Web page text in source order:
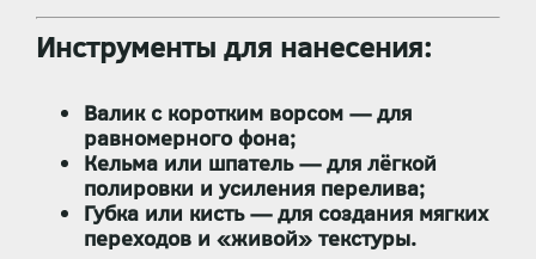
Инструменты для нанесения:
Валик с коротким ворсом — для
равномерного фона;
Кельма или шпатель— для лёгкой
полировки и усиления перелива;
Губка или кисть— для создания мягких
переходов и «живой» текстуры.